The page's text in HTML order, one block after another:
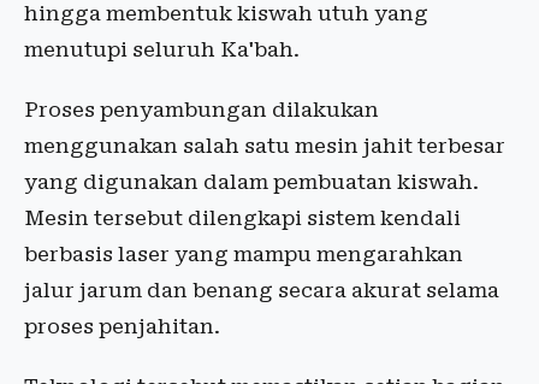
hingga membentuk kiswah utuh yang
menutupi seluruh Ka'bah.
Proses penyambungan dilakukan
menggunakan salah satu mesin jahit terbesar
yang digunakan dalam pembuatan kiswah.
Mesin tersebut dilengkapi sistem kendali
berbasis laser yang mampu mengarahkan
jalur jarum dan benang secara akurat selama
proses penjahitan.